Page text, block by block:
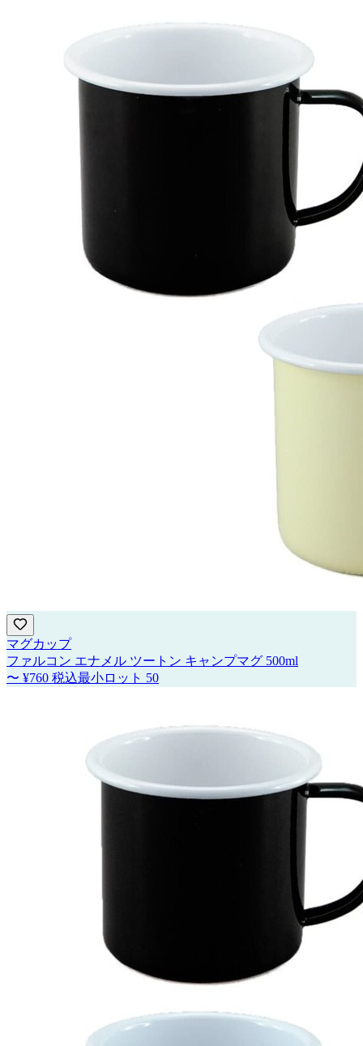
マグカップ
ファルコン エナメル ツートン キャンプマグ 500ml
〜 ¥760 税込最小ロット 50